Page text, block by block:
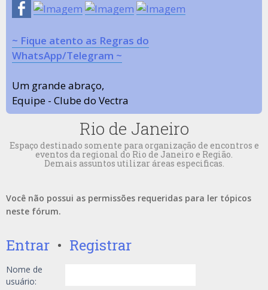
~ Fique atento as Regras do
WhatsApp/Telegram ~
Um grande abraço,
Equipe - Clube do Vectra
Rio de Janeiro
Espaço destinado somente para organização de encontros e
eventos da regional do Rio de Janeiro e Região.
Demais assuntos utilizar áreas especificas.
Você não possui as permissões requeridas para ler tópicos
neste fórum.
Entrar • Registrar
Nome de
usuário: